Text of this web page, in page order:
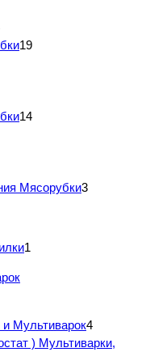
19
14
Мясорубки3
1
Мультиварок4
) Мультиварки,